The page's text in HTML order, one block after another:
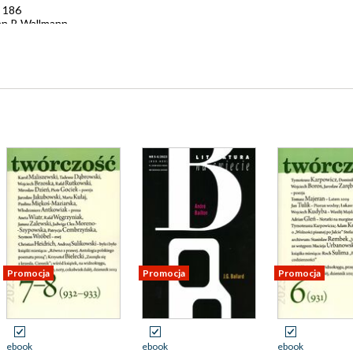
186
P. Wallmann,
Nagrody
Frindo 312
Peer Trilcke
Singer
356
Promocja
ebook
Promocja
ebook
Promocja
ebook